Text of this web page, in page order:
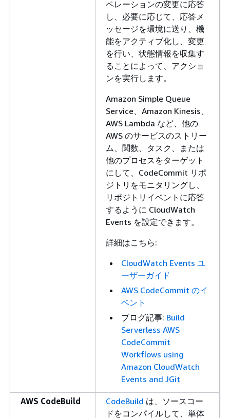
ペレーションの変更に応答
し、必要に応じて、応答メ
ッセージを環境に送り、機
能をアクティブ化し、変更
を行い、状態情報を収集す
ることによって、アクショ
ンを実行します。
Amazon Simple Queue
Service、Amazon Kinesis、
AWS Lambda など、他の
AWS のサービスのストリー
ム、関数、タスク、または
他のプロセスをターゲット
にして、CodeCommit リポ
ジトリをモニタリングし、
リポジトリイベントに応答
するように CloudWatch
Events を設定できます。
詳細はこちら:
CloudWatch Events ユ
ーザーガイド
AWS CodeCommit のイ
ベント
ブログ記事: Build
Serverless AWS
CodeCommit
Workflows using
Amazon CloudWatch
Events and JGit
AWS CodeBuild CodeBuild は、ソースコー
ドをコンパイルして、単体